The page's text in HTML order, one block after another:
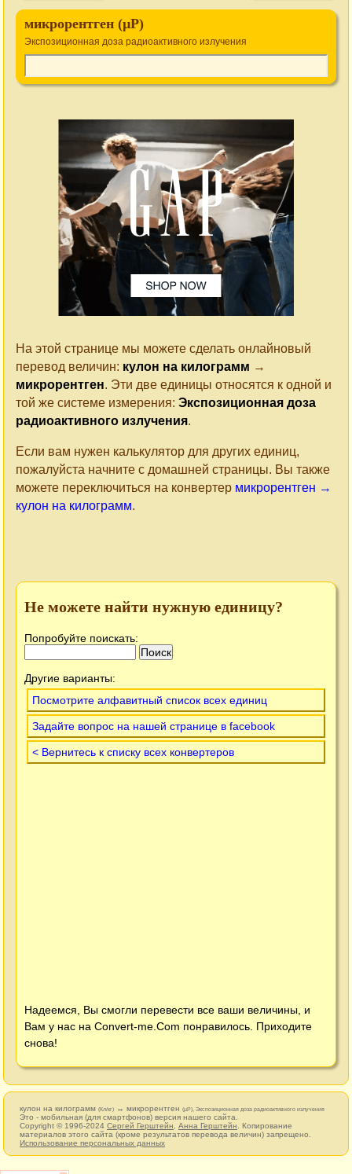
микрорентген (µР)
Экспозиционная доза радиоактивного излучения
На этой странице мы можете сделать онлайновый
перевод величин: кулон на килограмм →
микрорентген. Эти две единицы относятся к одной и
той же системе измерения: Экспозиционная доза
радиоактивного излучения.
Если вам нужен калькулятор для других единиц,
пожалуйста начните с домашней страницы. Вы также
можете переключиться на конвертер микрорентген →
кулон на килограмм.
Не можете найти нужную единицу?
Попробуйте поискать:
Другие варианты:
Посмотрите алфавитный список всех единиц
Задайте вопрос на нашей странице в facebook
< Вернитесь к списку всех конвертеров
Надеемся, Вы смогли перевести все ваши величины, и
Вам у нас на Convert-me.Com понравилось. Приходите
снова!
кулон на килограмм (Кл/кг) → микрорентген (µР), Экспозиционная доза радиоактивного излучения
Это - мобильная (для смартфонов) версия нашего сайта.
Copyright © 1996-2024 Сергей Герштейн Анна Герштейн . Копирование
материалов этого сайта (кроме результатов перевода величин) запрещено.
Использование персональных данных